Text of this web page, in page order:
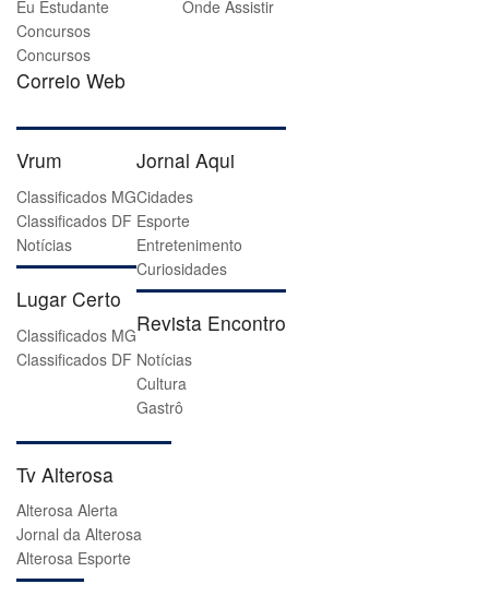
Eu Estudante
Concursos
Concursos
Correio Web
Onde Assistir
Vrum
Classificados MG
Classificados DF
Notícias
Lugar Certo
Classificados MG
Classificados DF
Jornal Aqui
Cidades
Esporte
Entretenimento
Curiosidades
Revista Encontro
Notícias
Cultura
Gastrô
Tv Alterosa
Alterosa Alerta
Jornal da Alterosa
Alterosa Esporte